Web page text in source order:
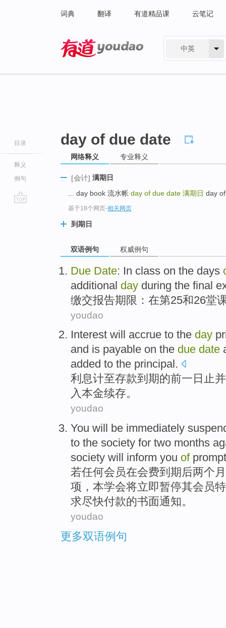
词典 翻译 有道精品课 云笔记
中英
目录
释义
例句
day of due date
网络释义 专业释义
[会计] 满期日
... day book 流水帐 day of due date 满期日 day
基于18个网页-相关网页
到期日
双语例句 权威例句
Due Date: In class on the days
additional day during the final
缴交报告期限 ： 在第25和26堂
youdao
Interest will accrue to the day
and is payable on the due date
added to the principal .
利息计至存款到期的前一 日止并
入本金续存。
youdao
You will be immediately
to the society for two months
society will inform you of prompt
若任何会员在会费到期后两个
项，本学会将立即暂停其会员
求尽快付款的书面通知。
youdao
更多双语例句